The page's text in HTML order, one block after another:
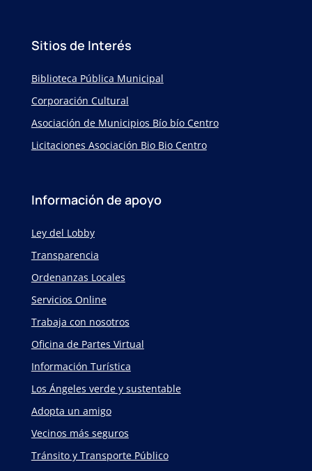
Sitios de Interés
Biblioteca Pública Municipal
Corporación Cultural
Asociación de Municipios Bío bío Centro
Licitaciones Asociación Bio Bio Centro
Información de apoyo
Ley del Lobby
Transparencia
Ordenanzas Locales
Servicios Online
Trabaja con nosotros
Oficina de Partes Virtual
Información Turística
Los Ángeles verde y sustentable
Adopta un amigo
Vecinos más seguros
Tránsito y Transporte Público